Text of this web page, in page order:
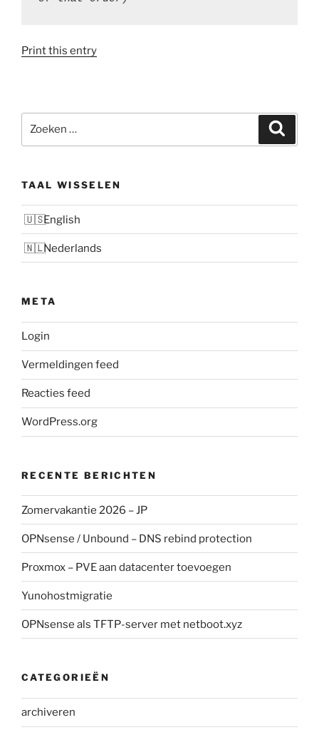
Print this entry
naar:
TAAL WISSELEN
English
Nederlands
META
Login
Vermeldingen feed
Reacties feed
WordPress.org
RECENTE BERICHTEN
Zomervakantie 2026 – JP
OPNsense / Unbound – DNS rebind protection
Proxmox – PVE aan datacenter toevoegen
Yunohostmigratie
OPNsense als TFTP-server met netboot.xyz
CATEGORIEËN
archiveren